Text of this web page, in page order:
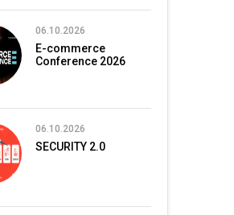
06.10.2026
E-commerce
Conference 2026
06.10.2026
SECURITY 2.0